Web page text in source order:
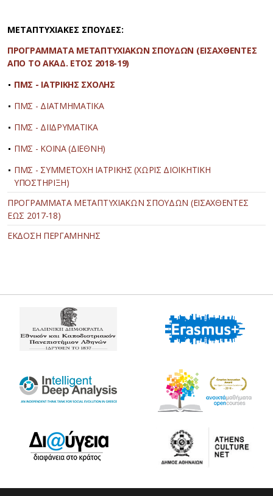
ΜΕΤΑΠΤΥΧΙΑΚΕΣ ΣΠΟΥΔΕΣ:
ΠΡΟΓΡΑΜΜΑΤΑ ΜΕΤΑΠΤΥΧΙΑΚΩΝ ΣΠΟΥΔΩΝ (ΕΙΣΑΧΘΕΝΤΕΣ
ΑΠΟ ΤΟ ΑΚΑΔ. ΕΤΟΣ 2018-19)
ΠΜΣ - ΙΑΤΡΙΚΗΣ ΣΧΟΛΗΣ
ΠΜΣ - ΔΙΑΤΜΗΜΑΤΙΚΑ
ΠΜΣ - ΔΙΙΔΡΥΜΑΤΙΚΑ
ΠΜΣ - ΚΟΙΝΑ (ΔΙΕΘΝΗ)
ΠΜΣ - ΣΥΜΜΕΤΟΧΗ ΙΑΤΡΙΚΗΣ (ΧΩΡΙΣ ΔΙΟΙΚΗΤΙΚΗ
ΥΠΟΣΤΗΡΙΞΗ)
ΠΡΟΓΡΑΜΜΑΤΑ ΜΕΤΑΠΤΥΧΙΑΚΩΝ ΣΠΟΥΔΩΝ (ΕΙΣΑΧΘΕΝΤΕΣ
ΕΩΣ 2017-18)
ΕΚΔΟΣΗ ΠΕΡΓΑΜΗΝΗΣ